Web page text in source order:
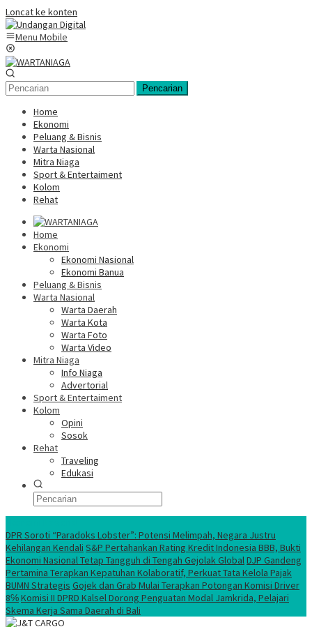
Loncat ke konten
Menu Mobile
Pencarian
Home
Ekonomi
Peluang & Bisnis
Warta Nasional
Mitra Niaga
Sport & Entertaiment
Kolom
Rehat
Home
Ekonomi
Ekonomi Nasional
Ekonomi Banua
Peluang & Bisnis
Warta Nasional
Warta Daerah
Warta Kota
Warta Foto
Warta Video
Mitra Niaga
Info Niaga
Advertorial
Sport & Entertaiment
Kolom
Opini
Sosok
Rehat
Traveling
Edukasi
DPR Soroti “Paradoks Lobster”: Potensi Melimpah, Negara Justru
Kehilangan Kendali S&P Pertahankan Rating Kredit Indonesia BBB, Bukti
Ekonomi Nasional Tetap Tangguh di Tengah Gejolak GlobalDJP Gandeng
Pertamina Terapkan Kepatuhan Kolaboratif, Perkuat Tata Kelola Pajak
BUMN Strategis Gojek dan Grab Mulai Terapkan Potongan Komisi Driver
8℅Komisi II DPRD Kalsel Dorong Penguatan Modal Jamkrida, Pelajari
Skema Kerja Sama Daerah di Bali